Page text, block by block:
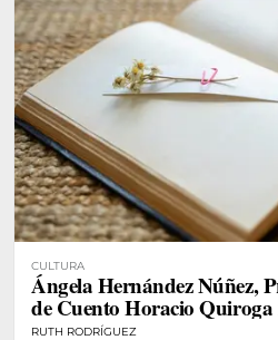
CULTURA
Ángela Hernández Núñez,
de Cuento Horacio Quiroga
RUTH RODRÍGUEZ